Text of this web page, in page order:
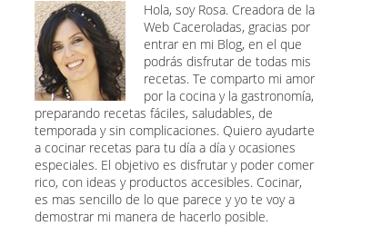
Hola, soy Rosa. Creadora de la
Web Caceroladas, gracias por
entrar en mi Blog, en el que
podrás disfrutar de todas mis
recetas. Te comparto mi amor
por la cocina y la gastronomía,
preparando recetas fáciles, saludables, de
temporada y sin complicaciones. Quiero ayudarte
a cocinar recetas para tu día a día y ocasiones
especiales. El objetivo es disfrutar y poder comer
rico, con ideas y productos accesibles. Cocinar,
es mas sencillo de lo que parece y yo te voy a
demostrar mi manera de hacerlo posible.